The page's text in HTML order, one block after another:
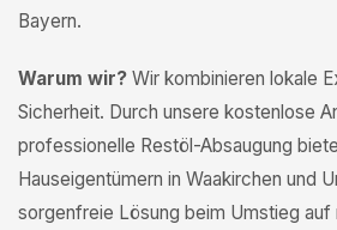
Bayern.
Warum wir? Wir kombinieren lokale
Sicherheit. Durch unsere kostenlose
professionelle Restöl-Absaugung
Hauseigentümern in Waakirchen und
sorgenfreie Lösung beim Umstieg auf